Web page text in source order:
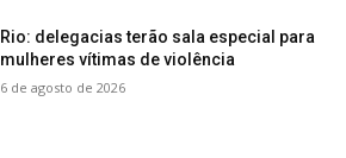
Rio: delegacias terão sala especial para
mulheres vítimas de violência
6 de agosto de 2026